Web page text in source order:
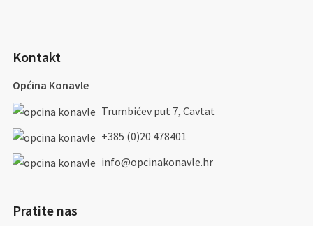
Kontakt
Općina Konavle
Trumbićev put 7, Cavtat
+385 (0)20 478401
info@opcinakonavle.hr
Pratite nas